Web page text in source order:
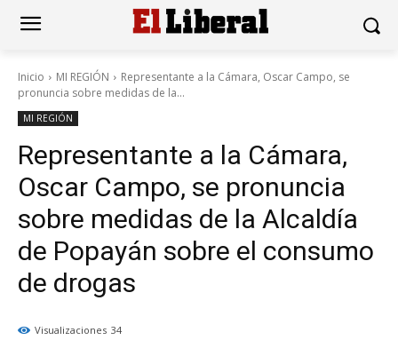
Inicio MI REGIÓN
Representante a la Cámara, Oscar Campo, se
pronuncia sobre medidas de la...
MI REGIÓN
Representante a la Cámara,
Oscar Campo, se pronuncia
sobre medidas de la Alcaldía
de Popayán sobre el consumo
de drogas
Visualizaciones 34